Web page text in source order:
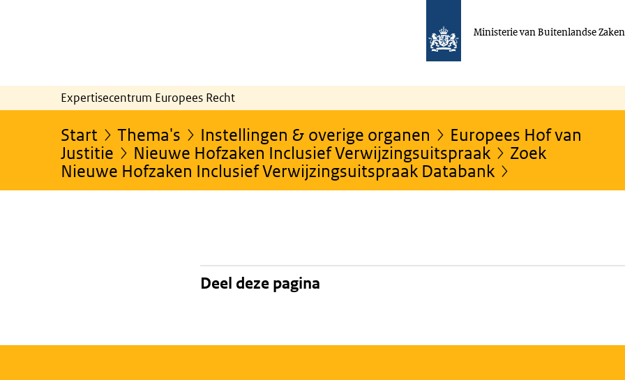
Ministerie van Buitenlandse Zaken
Expertisecentrum Europees Recht
Start Thema's Instellingen & overige organen
Europees Hof van
Justitie
Nieuwe Hofzaken Inclusief Verwijzingsuitspraak
Zoek
Nieuwe Hofzaken Inclusief Verwijzingsuitspraak Databank
Deel deze pagina